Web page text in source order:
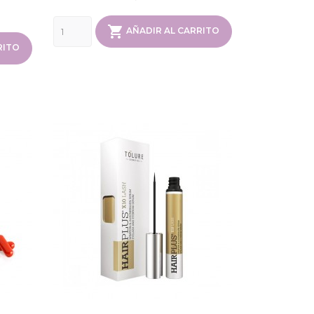
 AÑADIR AL CARRITO